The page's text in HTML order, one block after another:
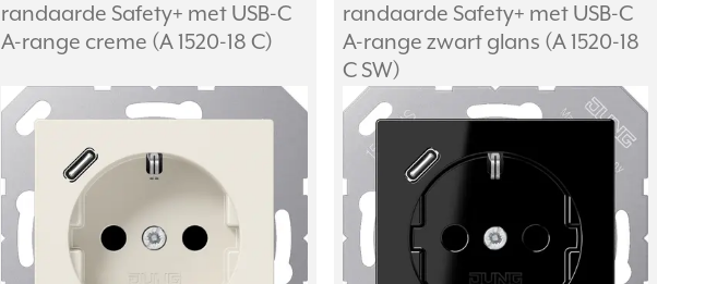
randaarde Safety+ met USB-C
A-range creme (A 1520-18 C)
randaarde Safety+ met USB-C
A-range zwart glans (A 1520-18
C SW)